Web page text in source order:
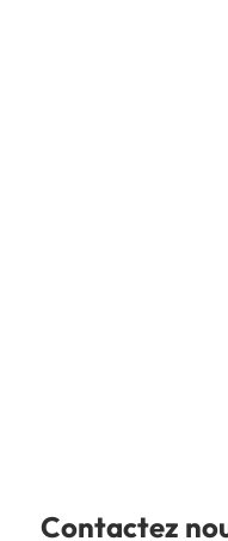
Contactez